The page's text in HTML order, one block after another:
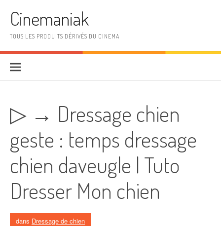
Cinemaniak
TOUS LES PRODUITS DÉRIVÉS DU CINEMA
▷ → Dressage chien
geste : temps dressage
chien daveugle | Tuto
Dresser Mon chien
dans Dressage de chien